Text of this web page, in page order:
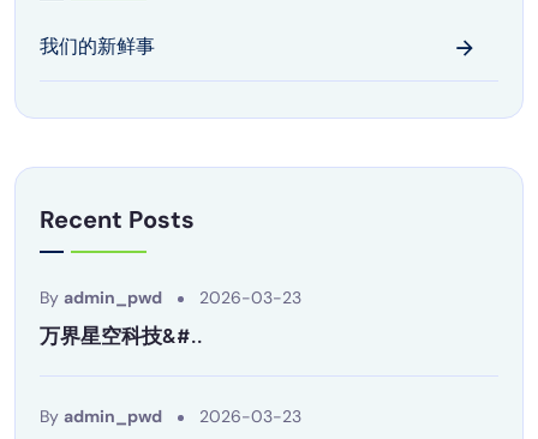
我们的新鲜事
Recent Posts
By admin_pwd 2026-03-23
万界星空科技&#..
By admin_pwd 2026-03-23